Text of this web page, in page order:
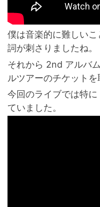
僕は音楽的に難しい
詞が刺さりましたね。
それから 2nd アルバ
ルツアーのチケットを
今回のライブでは特
ていました。